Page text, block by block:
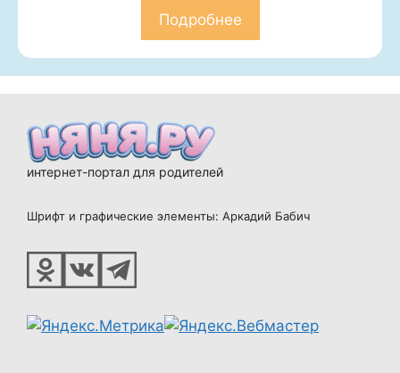
Подробнее
интернет-портал для родителей
Шрифт и графические элементы: Аркадий Бабич